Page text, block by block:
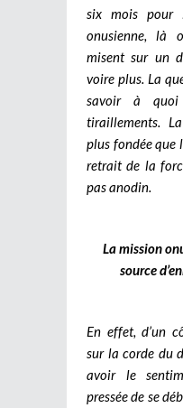
six mois
onusienne, là
misent sur un
voire plus. La
savoir à quoi
tiraillements.
plus fondée que
retrait de la
pas anodin.
La mission
source
En effet, d’un
sur la corde du
avoir le
pressée de se